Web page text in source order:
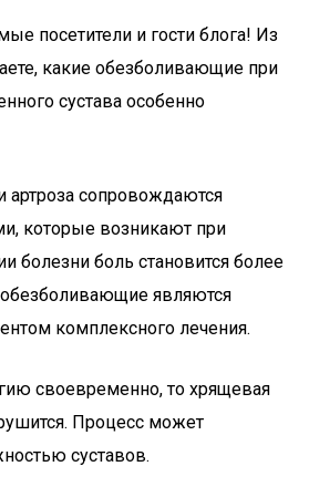
посетители и гости блога! Из
какие обезболивающие при
сустава особенно
сопровождаются
которые возникают при
болезни боль становится более
являются
комплексного лечения.
своевременно, то хрящевая
Процесс может
суставов.